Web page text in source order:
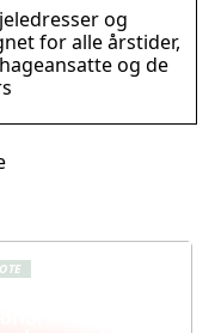
og
for alle årstider,
og de